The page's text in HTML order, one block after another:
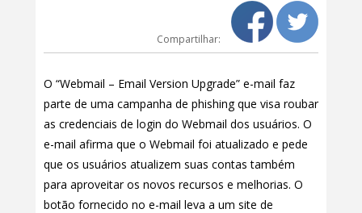
Compartilhar:
O “Webmail – Email Version Upgrade” e-mail faz
parte de uma campanha de phishing que visa roubar
as credenciais de login do Webmail dos usuários. O
e-mail afirma que o Webmail foi atualizado e pede
que os usuários atualizem suas contas também
para aproveitar os novos recursos e melhorias. O
botão fornecido no e-mail leva a um site de